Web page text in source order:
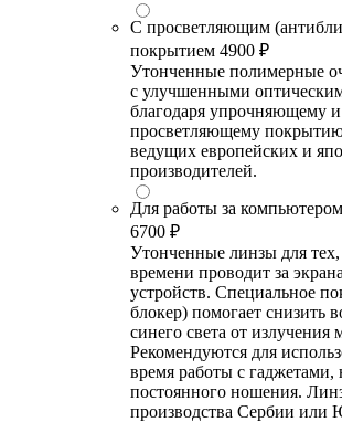
С просветляющим
покрытием 4900 ₽
Утонченные полимерные
с улучшенными
благодаря упрочняющему и
просветляющему
ведущих европейских и
производителей.
Для работы за
6700 ₽
Утонченные линзы для
времени проводит за
устройств. Специальное
блокер) помогает снизить
синего света от излучения
Рекомендуются для
время работы с гаджетами,
постоянного ношения.
производства Сербии